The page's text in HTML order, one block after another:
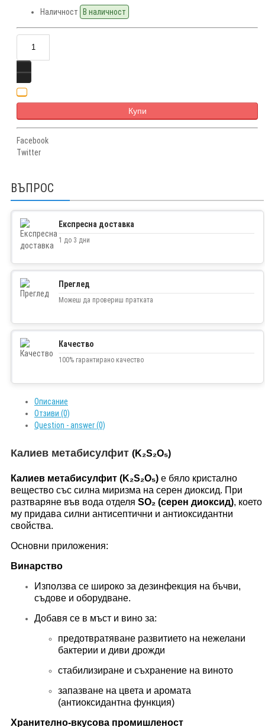
Наличност В наличност
Купи
Facebook
Twitter
ВЪПРОС
Експресна доставка
1 до 3 дни
Преглед
Можеш да провериш пратката
Качество
100% гарантирано качество
Описание
Отзиви (0)
Question - answer (0)
Калиев метабисулфит (K₂S₂O₅)
Калиев метабисулфит (K₂S₂O₅) е бяло кристално
вещество със силна миризма на серен диоксид. При
разтваряне във вода отделя SO₂ (серен диоксид), което
му придава силни антисептични и антиоксидантни
свойства.
Основни приложения:
Винарство
Използва се широко за дезинфекция на бъчви,
съдове и оборудване.
Добавя се в мъст и вино за:
предотвратяване развитието на нежелани
бактерии и диви дрожди
стабилизиране и съхранение на виното
запазване на цвета и аромата
(антиоксидантна функция)
Хранително-вкусова промишленост